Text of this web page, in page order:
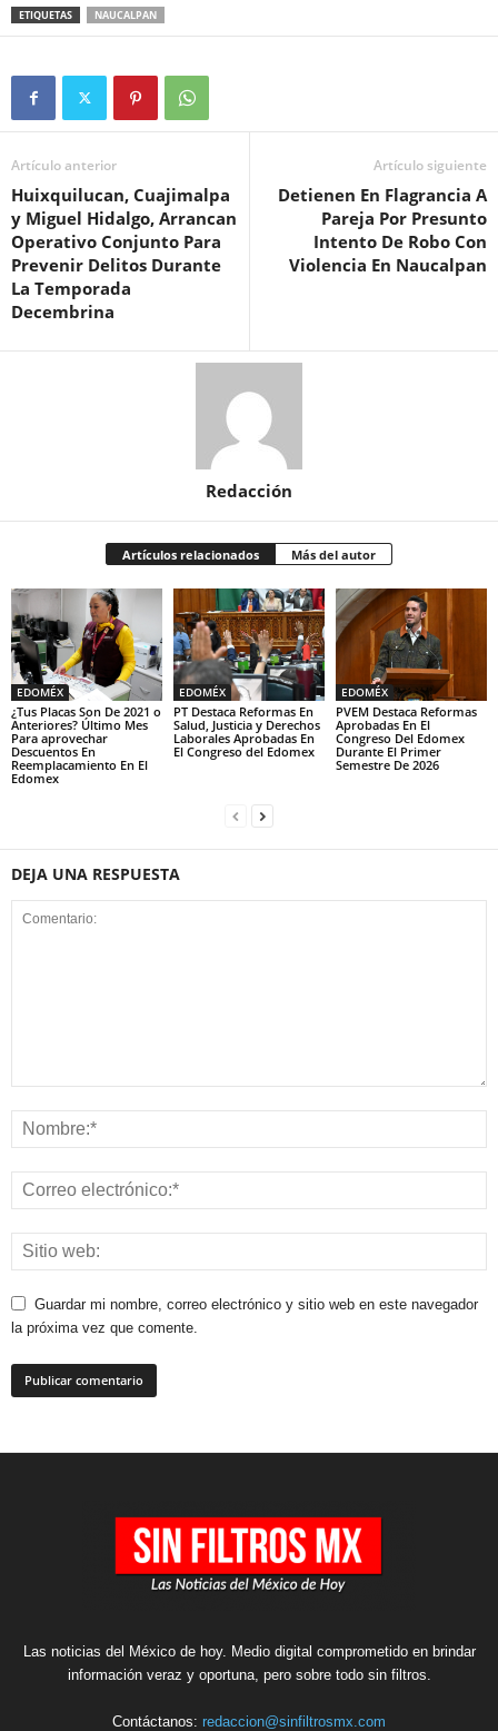
ETIQUETAS NAUCALPAN
Artículo anterior
Huixquilucan, Cuajimalpa
y Miguel Hidalgo, Arrancan
Operativo Conjunto Para
Prevenir Delitos Durante
La Temporada
Decembrina
Artículo siguiente
Detienen En Flagrancia A
Pareja Por Presunto
Intento De Robo Con
Violencia En Naucalpan
Redacción
Artículos relacionados Más del autor
EDOMÉX
¿Tus Placas Son De 2021 o
Anteriores? Último Mes
Para aprovechar
Descuentos En
Reemplacamiento En El
Edomex
EDOMÉX
PT Destaca Reformas En
Salud, Justicia y Derechos
Laborales Aprobadas En
El Congreso del Edomex
EDOMÉX
PVEM Destaca Reformas
Aprobadas En El
Congreso Del Edomex
Durante El Primer
Semestre De 2026
DEJA UNA RESPUESTA
Guardar mi nombre, correo electrónico y sitio web en este navegador
la próxima vez que comente.
Las noticias del México de hoy. Medio digital comprometido en brindar
información veraz y oportuna, pero sobre todo sin filtros.
Contáctanos: redaccion@sinfiltrosmx.com